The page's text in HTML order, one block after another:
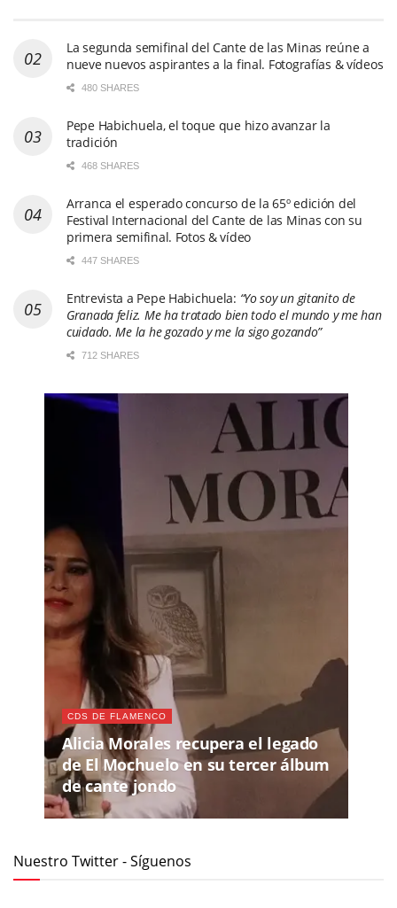
La segunda semifinal del Cante de las Minas reúne a
nueve nuevos aspirantes a la final. Fotografías & vídeos
480 SHARES
Pepe Habichuela, el toque que hizo avanzar la
tradición
468 SHARES
Arranca el esperado concurso de la 65º edición del
Festival Internacional del Cante de las Minas con su
primera semifinal. Fotos & vídeo
447 SHARES
Entrevista a Pepe Habichuela: “Yo soy un gitanito de
Granada feliz. Me ha tratado bien todo el mundo y me han
cuidado. Me la he gozado y me la sigo gozando”
712 SHARES
CDS DE FLAMENCO
Alicia Morales recupera el legado
de El Mochuelo en su tercer álbum
de cante jondo
Nuestro Twitter - Síguenos